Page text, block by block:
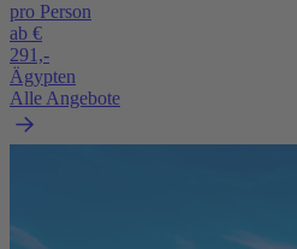
pro Person
ab €
291,-
Ägypten
Alle Angebote